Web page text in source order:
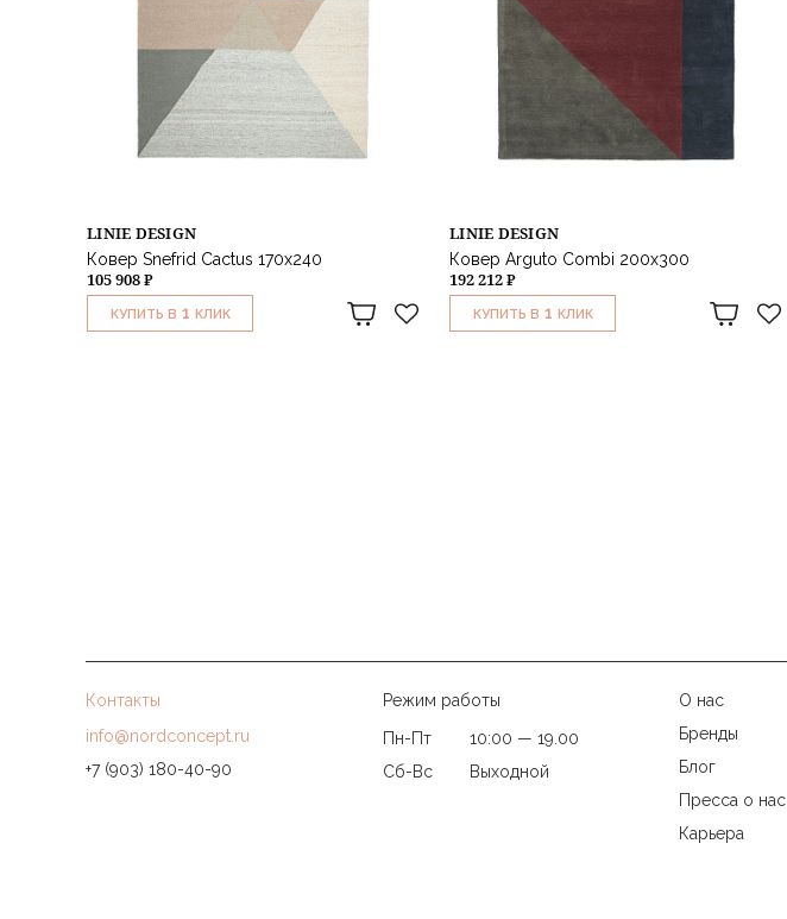
LINIE DESIGN
Ковер Snefrid Cactus 170х240
105 908 ₽
КУПИТЬ В 1 КЛИК
LINIE DESIGN
Ковер Arguto Combi 200х300
192 212 ₽
КУПИТЬ В 1 КЛИК
Контакты
info@nordconcept.ru
+7 (903) 180-40-90
Режим работы
Пн-Пт
10:00 — 19.00
Сб-Вс
Выходной
О нас
Бренды
Блог
Пресса о нас
Карьера